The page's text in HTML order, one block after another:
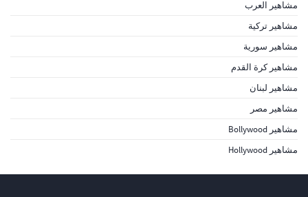
مشاهير العرب
مشاهير تركية
مشاهير سورية
مشاهير كرة القدم
مشاهير لبنان
مشاهير مصر
مشاهير Bollywood
مشاهير Hollywood